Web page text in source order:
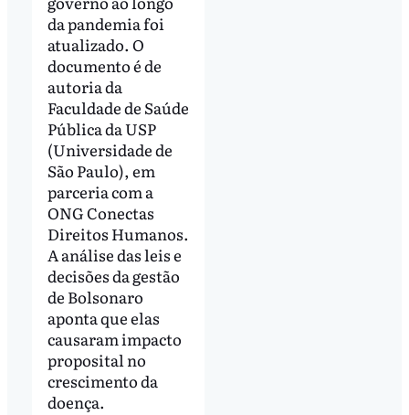
da pandemia foi
atualizado. O
documento é de
autoria da
Faculdade de Saúde
Pública da USP
(Universidade de
São Paulo), em
parceria com a
ONG Conectas
Direitos Humanos.
A análise das leis e
decisões da gestão
de Bolsonaro
aponta que elas
causaram impacto
proposital no
crescimento da
doença.